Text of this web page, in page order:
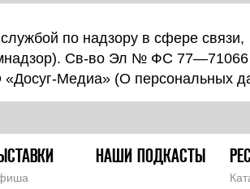
по надзору в сфере связи,
Св-во Эл № ФС 77—71066
Медиа» (О персональных
НАШИ ПОДКАСТЫ